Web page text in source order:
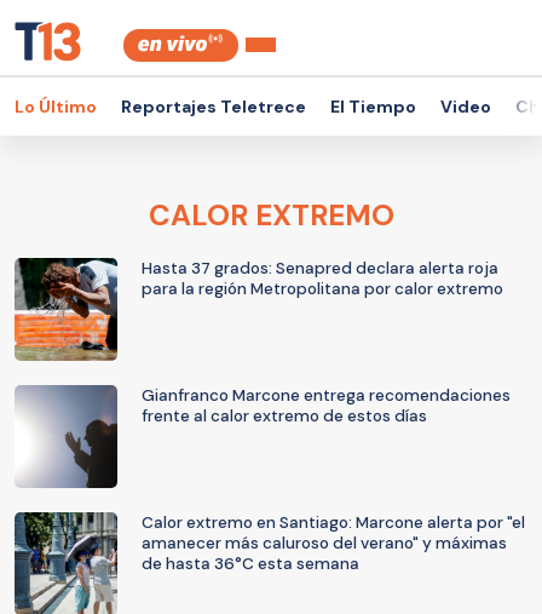
Lo Último Reportajes Teletrece El Tiempo Video
CALOR EXTREMO
Hasta 37 grados: Senapred declara alerta roja
para la región Metropolitana por calor extremo
Gianfranco Marcone entrega recomendaciones
frente al calor extremo de estos días
Calor extremo en Santiago: Marcone alerta por "el
amanecer más caluroso del verano" y máximas
de hasta 36°C esta semana